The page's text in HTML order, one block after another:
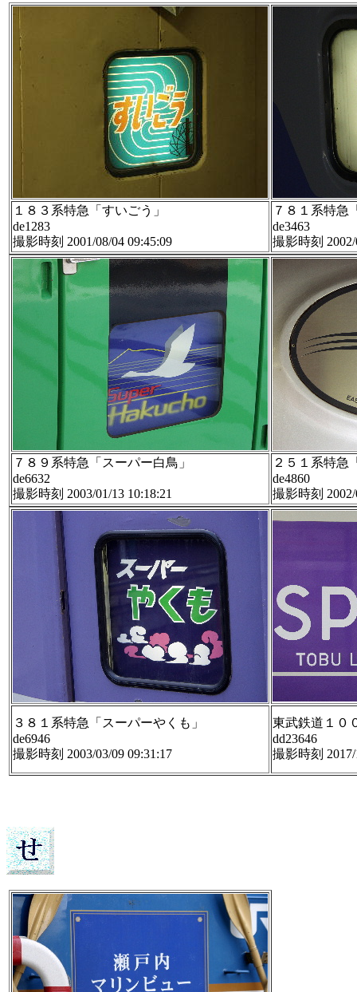
１８３系特急「すいごう」
de1283
撮影時刻 2001/08/04 09:45:09
７８１系特急
de3463
撮影時刻 2002/
７８９系特急「スーパー白鳥」
de6632
撮影時刻 2003/01/13 10:18:21
２５１系特急
de4860
撮影時刻 2002/
３８１系特急「スーパーやくも」
de6946
撮影時刻 2003/03/09 09:31:17
東武鉄道１０
dd23646
撮影時刻 2017/